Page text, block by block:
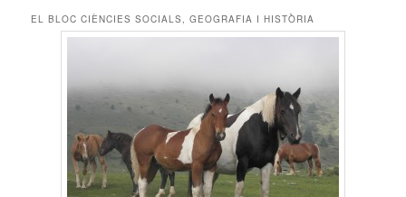
c
EL BLOC CIÈNCIES SOCIALS, GEOGRAFIA I HISTÒRIA